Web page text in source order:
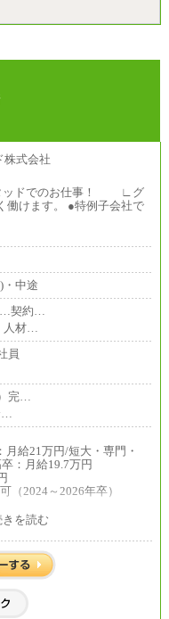
タッドでのお仕事！ ∟グ
働けます。 ●特例子会社で
・中途
…契約…
人材…
員
完…
…
給21万円/短大・専門・
：月給19.7万円
（2024～2026年卒）
を読む